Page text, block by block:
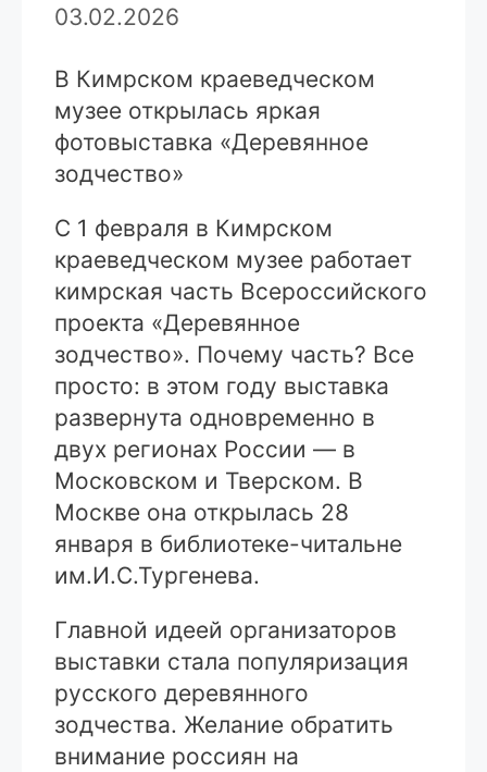
03.02.2026
В Кимрском краеведческом
музее открылась яркая
фотовыставка «Деревянное
зодчество»
С 1 февраля в Кимрском
краеведческом музее работает
кимрская часть Всероссийского
проекта «Деревянное
зодчество». Почему часть? Все
просто: в этом году выставка
развернута одновременно в
двух регионах России — в
Московском и Тверском. В
Москве она открылась 28
января в библиотеке-читальне
им.И.С.Тургенева.
Главной идеей организаторов
выставки стала популяризация
русского деревянного
зодчества. Желание обратить
внимание россиян на